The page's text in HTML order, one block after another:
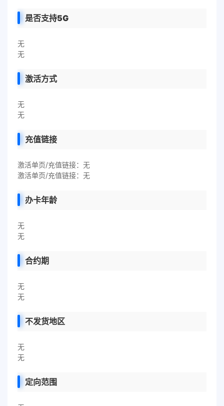
是否支持5G
无
无
激活方式
无
无
充值链接
激活单页/充值链接：无
激活单页/充值链接：无
办卡年龄
无
无
合约期
无
无
不发货地区
无
无
定向范围